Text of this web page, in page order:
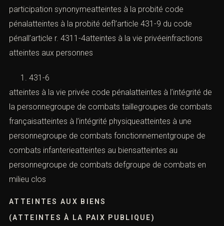
participation synonymeatteintes à la probité code
pénalatteintes à la probité defl’article 431-9 du code
pénall’article r. 4311-4atteintes à la vie privéeinfractions
atteintes aux personnes
431-6
atteintes à la vie privée code pénalatteintes à l’intégrité de
la personnegroupe de combats taillegroupes de combats
françaisatteintes à l’intégrité physiqueatteintes à une
personnegroupe de combats fonctionnementgroupe de
combats infanterieatteintes au biensatteintes au
personnegroupe de combats defgroupe de combats en
milieu clos
ATTEINTES AUX BIENS
(ATTEINTES À LA PAIX PUBLIQUE)